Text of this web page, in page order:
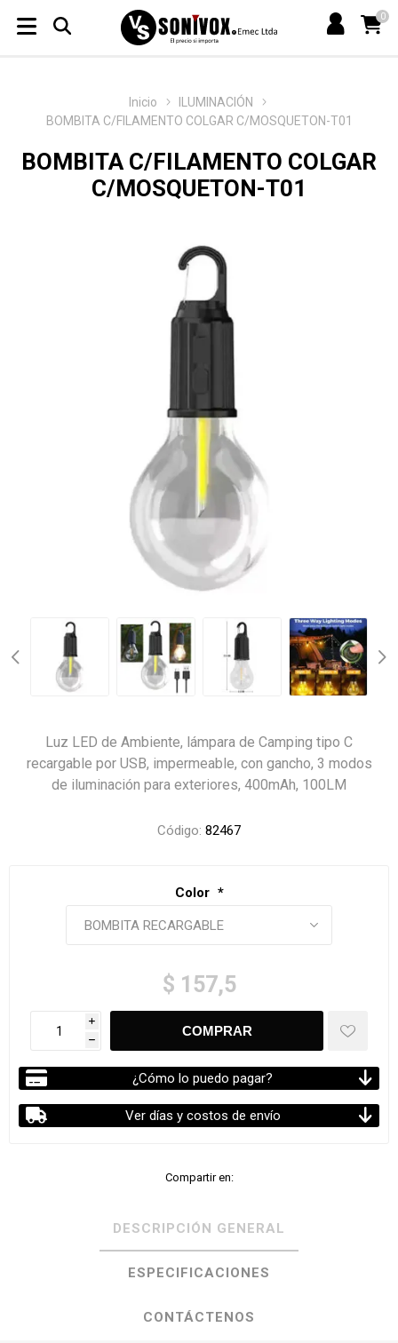
0
Inicio
ILUMINACIÓN
BOMBITA C/FILAMENTO COLGAR C/MOSQUETON-T01
BOMBITA C/FILAMENTO COLGAR
C/MOSQUETON-T01
Luz LED de Ambiente, lámpara de Camping tipo C
recargable por USB, impermeable, con gancho, 3 modos
de iluminación para exteriores, 400mAh, 100LM
Código: 82467
Color *
$ 157,5
i
h
¿Cómo lo puedo pagar?
Ver días y costos de envío
Compartir en:
DESCRIPCIÓN GENERAL
ESPECIFICACIONES
CONTÁCTENOS